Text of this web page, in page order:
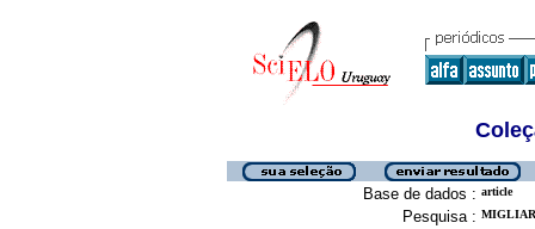
Base de dados : article
Pesquisa :